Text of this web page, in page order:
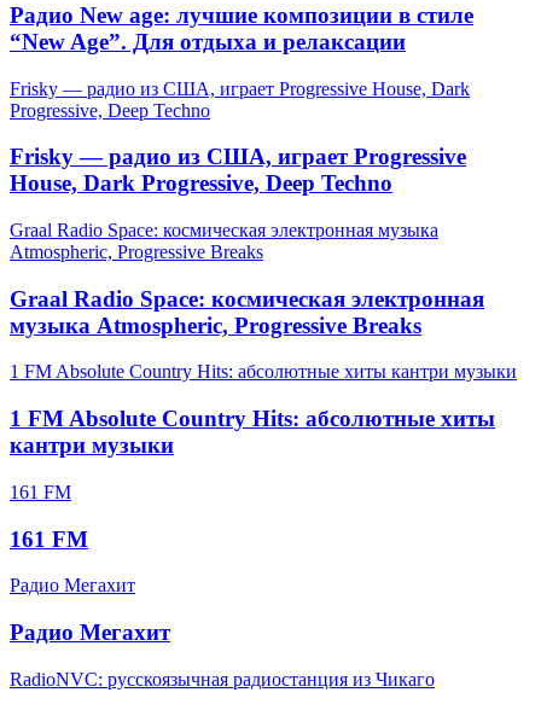
Радио New age: лучшие композиции в стиле
“New Age”. Для отдыха и релаксации
Frisky — радио из США, играет Progressive House, Dark
Progressive, Deep Techno
Frisky — радио из США, играет Progressive
House, Dark Progressive, Deep Techno
Graal Radio Space: космическая электронная музыка
Atmospheric, Progressive Breaks
Graal Radio Space: космическая электронная
музыка Atmospheric, Progressive Breaks
1 FM Absolute Country Hits: абсолютные хиты кантри музыки
1 FM Absolute Country Hits: абсолютные хиты
кантри музыки
161 FM
161 FM
Радио Мегахит
Радио Мегахит
RadioNVC: русскоязычная радиостанция из Чикаго